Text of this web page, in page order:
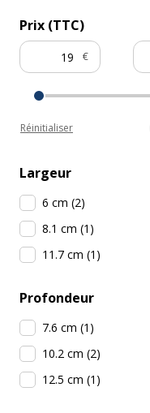
Prix (TTC)
€
Réinitialiser
Largeur
6 cm (2)
8.1 cm (1 )
11.7 cm (1 )
Profondeur
7.6 cm (1 )
10.2 cm (2)
12.5 cm (1 )